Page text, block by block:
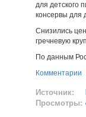
для детского
консервы для
Снизились
гречневую
По данным
Комментарии
Источник:
Просмотры: